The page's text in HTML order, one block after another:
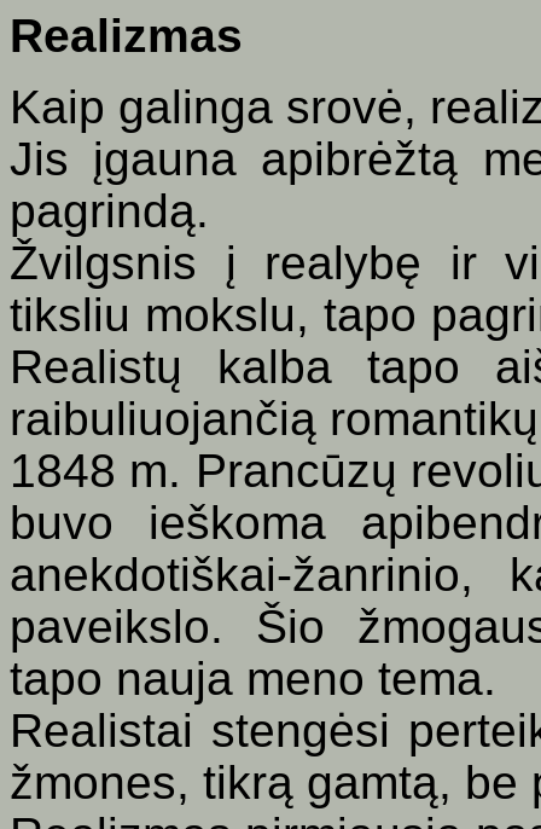
Realizmas
Kaip galinga srovė,
Jis įgauna apibrėžtą
pagrindą.
Žvilgsnis į realybę ir
tiksliu mokslu, tapo
Realistų kalba tapo
raibuliuojančią
1848 m. Prancūzų
buvo ieškoma
anekdotiškai-
paveikslo. Šio
tapo nauja meno tema.
Realistai stengėsi
žmones, tikrą gamtą, be